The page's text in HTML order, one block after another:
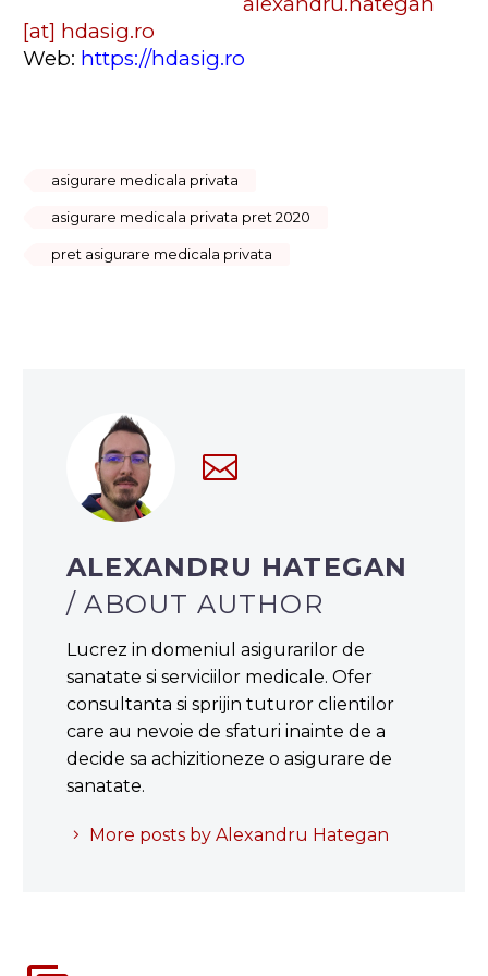
[at] hdasig.ro
Web: https://hdasig.ro
asigurare medicala privata
asigurare medicala privata pret 2020
pret asigurare medicala privata
ALEXANDRU HATEGAN
/ ABOUT AUTHOR
Lucrez in domeniul asigurarilor de
sanatate si serviciilor medicale. Ofer
consultanta si sprijin tuturor clientilor
care au nevoie de sfaturi inainte de a
decide sa achizitioneze o asigurare de
sanatate.
More posts by Alexandru Hategan